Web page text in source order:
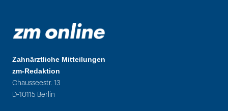
Zahnärztliche Mitteilungen
zm-Redaktion
Chausseestr. 13
D-10115 Berlin